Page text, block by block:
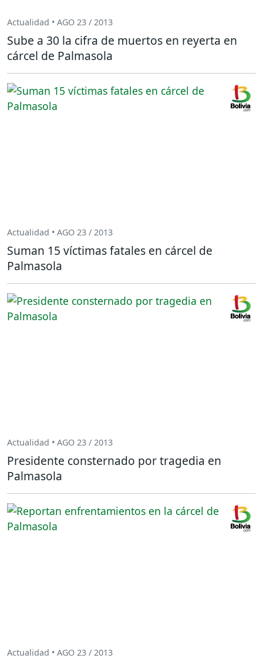
Actualidad • AGO 23 / 2013
Sube a 30 la cifra de muertos en reyerta en
cárcel de Palmasola
Actualidad • AGO 23 / 2013
Suman 15 víctimas fatales en cárcel de
Palmasola
Actualidad • AGO 23 / 2013
Presidente consternado por tragedia en
Palmasola
Actualidad • AGO 23 / 2013